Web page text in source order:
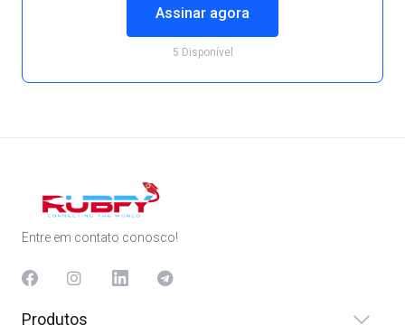
Assinar agora
5 Disponível
Entre em contato conosco!
Produtos